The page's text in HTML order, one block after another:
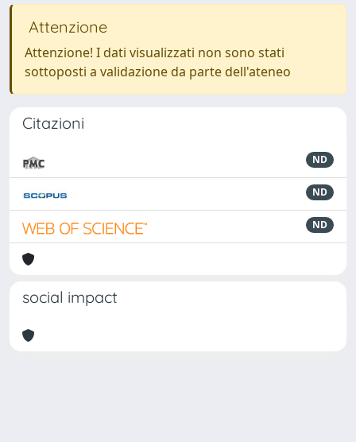
Attenzione
Attenzione! I dati visualizzati non sono stati
sottoposti a validazione da parte dell'ateneo
Citazioni
ND
ND
ND
social impact